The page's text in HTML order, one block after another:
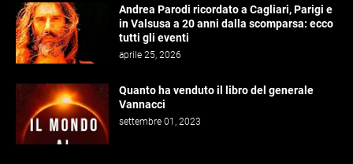
Andrea Parodi ricordato a Cagliari, Parigi e
in Valsusa a 20 anni dalla scomparsa: ecco
tutti gli eventi
aprile 25, 2026
Quanto ha venduto il libro del generale
Vannacci
settembre 01, 2023